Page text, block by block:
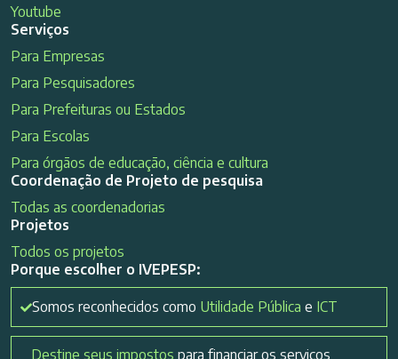
Youtube
Serviços
Para Empresas
Para Pesquisadores
Para Prefeituras ou Estados
Para Escolas
Para órgãos de educação, ciência e cultura
Coordenação de Projeto de pesquisa
Todas as coordenadorias
Projetos
Todos os projetos
Porque escolher o IVEPESP:
Somos reconhecidos como Utilidade Pública e ICT
Destine seus impostos para financiar os serviços